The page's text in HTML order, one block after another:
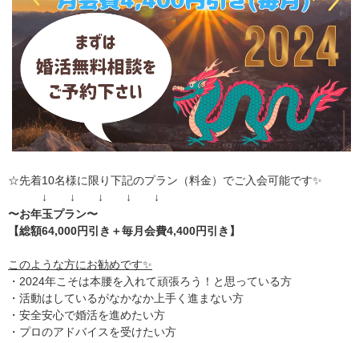
☆先着10名様に限り下記のプラン（料金）でご入会可能です✨
↓ ↓ ↓ ↓ ↓
〜お年玉プラン〜
【総額64,000円引き＋毎月会費4,400円引き】
このような方にお勧めです✨
・2024年こそは本腰を入れて頑張ろう！と思っている方
・活動はしているがなかなか上手く進まない方
・安全安心で婚活を進めたい方
・プロのアドバイスを受けたい方